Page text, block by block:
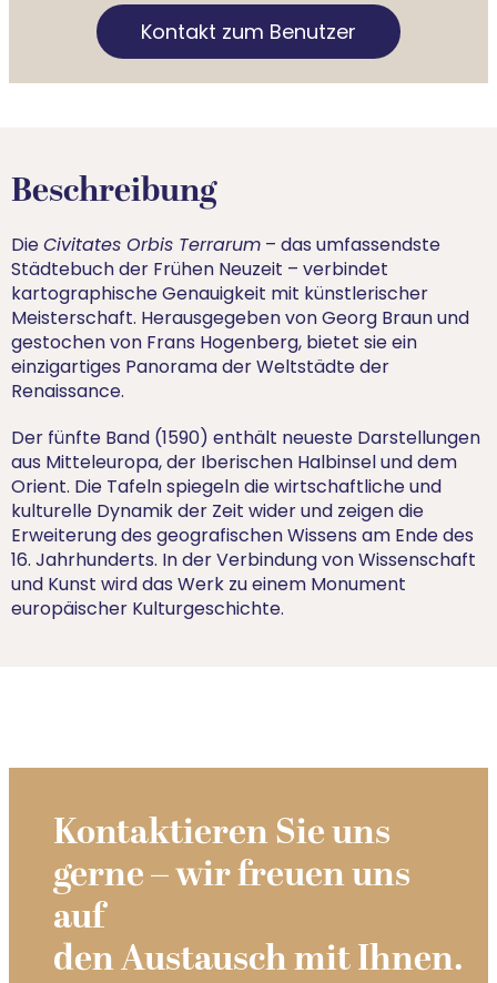
Kontakt zum Benutzer
Beschreibung
DieCivitates Orbis Terrarum– das umfassendste
Städtebuch der Frühen Neuzeit – verbindet
kartographische Genauigkeit mit künstlerischer
Meisterschaft. Herausgegeben von Georg Braun und
gestochen von Frans Hogenberg, bietet sie ein
einzigartiges Panorama der Weltstädte der
Renaissance.
Der fünfte Band (1590) enthält neueste Darstellungen
aus Mitteleuropa, der Iberischen Halbinsel und dem
Orient. Die Tafeln spiegeln die wirtschaftliche und
kulturelle Dynamik der Zeit wider und zeigen die
Erweiterung des geografischen Wissens am Ende des
16. Jahrhunderts. In der Verbindung von Wissenschaft
und Kunst wird das Werk zu einem Monument
europäischer Kulturgeschichte.
Kontaktieren Sie uns
gerne – wir freuen uns
auf
den Austausch mit Ihnen.